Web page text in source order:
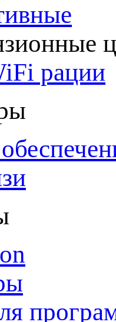
рации